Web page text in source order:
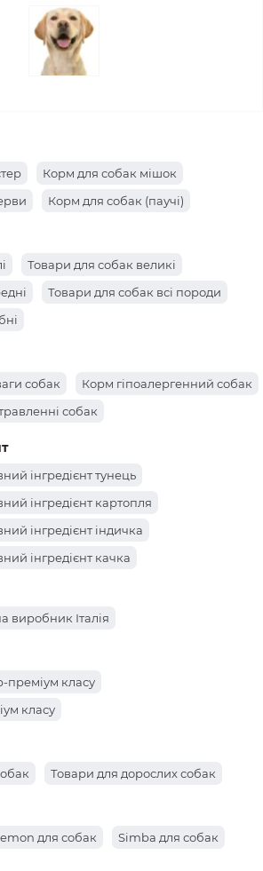
Корм для собак мішок
Корм для собак (паучі)
Товари для собак великі
Товари для собак всі породи
собак
Корм гіпоалергенний собак
собак
інгредієнт тунець
інгредієнт картопля
інгредієнт індичка
інгредієнт качка
інгредієнт яловичина
інгредієнт ягня
інгредієнт рис
інгредієнт оленина
інгредієнт кролик
виробник Італія
преміум класу
класу
Товари для дорослих собак
для собак
Simba для собак